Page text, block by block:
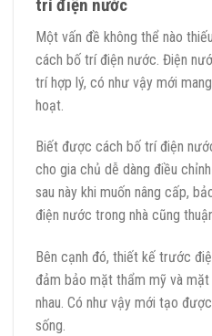
trí điện nước
Một vấn đề không thể nào
cách bố trí điện nước. Điện
trí hợp lý, có như vậy mới
hoạt.
Biết được cách bố trí điện
cho gia chủ dễ dàng điều
sau này khi muốn nâng cấp,
điện nước trong nhà cũng
Bên cạnh đó, thiết kế trước
đảm bảo mặt thẩm mỹ và
nhau. Có như vậy mới tạo
sống.